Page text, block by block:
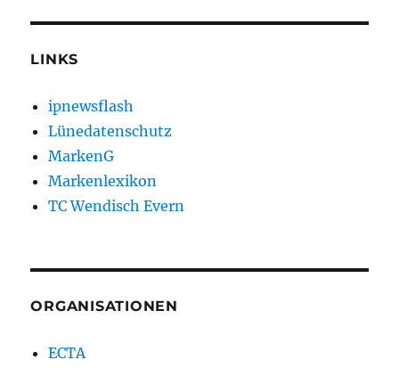
LINKS
ipnewsflash
Lünedatenschutz
MarkenG
Markenlexikon
TC Wendisch Evern
ORGANISATIONEN
ECTA